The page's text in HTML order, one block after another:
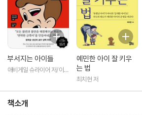
부서지는 아이들
애비게일 슈라이어 저/이수
예민한 아이 잘 키우
는 법
최치현 저
책소개